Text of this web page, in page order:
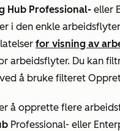
Hub Professional- eller
i den enkle
for visning av
arbeidsflyter. Du kan
å bruke filteret
å opprette flere
Professional- eller